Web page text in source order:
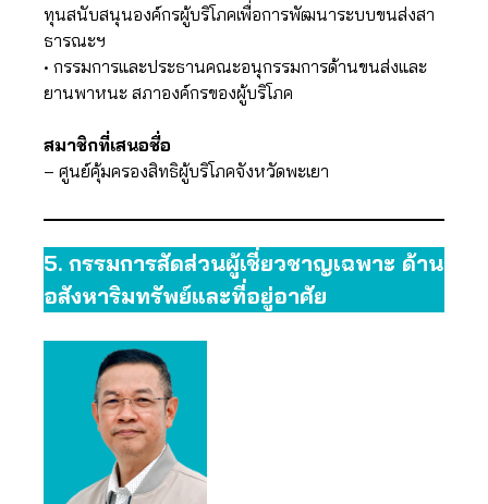
ทุนสนับสนุนองค์กรผู้บริโภคเพื่อการพัฒนาระบบขนส่งสา
ธารณะฯ
• กรรมการและประธานคณะอนุกรรมการด้านขนส่งและ
ยานพาหนะ สภาองค์กรของผู้บริโภค
สมาชิกที่เสนอชื่อ
– ศูนย์คุ้มครองสิทธิผู้บริโภคจังหวัดพะเยา
5. กรรมการสัดส่วนผู้เชี่ยวชาญเฉพาะ ด้าน
อสังหาริมทรัพย์และที่อยู่อาศัย